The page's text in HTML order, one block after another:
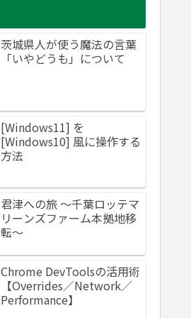
茨城県人が使う魔法の言葉
「いやどうも」について
[Windows11] を
[Windows10] 風に操作する
方法
君津への旅 ～千葉ロッテマ
リーンズファーム本拠地移
転～
Chrome DevToolsの活用術
【Overrides／Network／
Performance】